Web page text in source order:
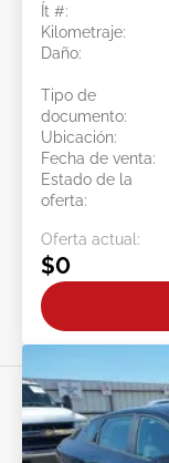
Ít #:
Kilometraje:
Daño:
Tipo de
documento:
Ubicación:
Fecha de venta:
Estado de la
oferta:
Oferta actual:
$0